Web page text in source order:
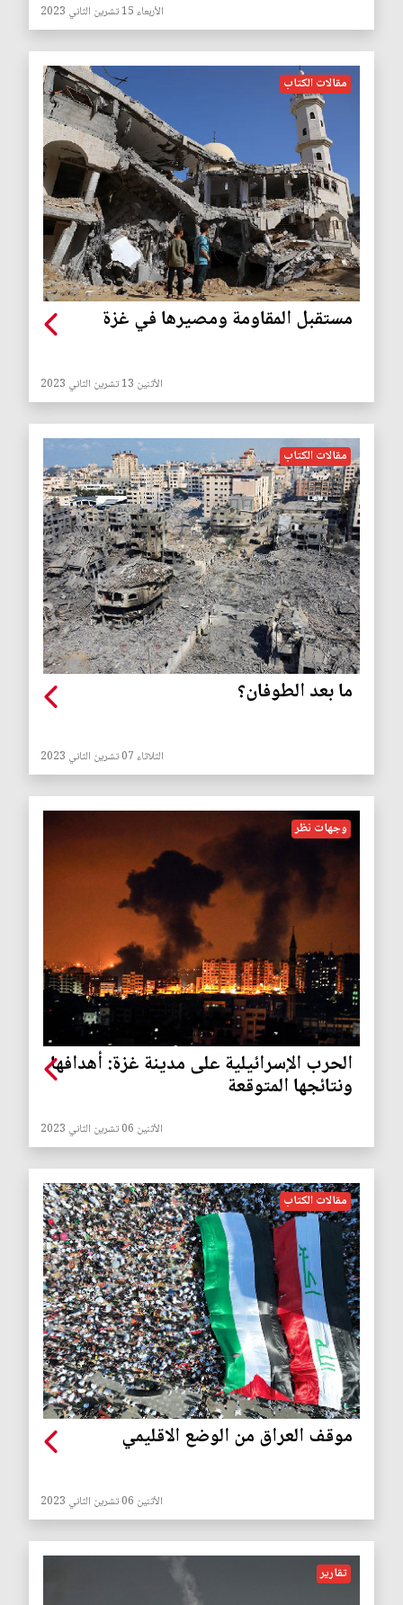
الأربعاء 15 تشرين الثاني 2023
مقالات الكتاب
مستقبل المقاومة ومصيرها في غزة
الأثنين 13 تشرين الثاني 2023
مقالات الكتاب
ما بعد الطوفان؟
الثلاثاء 07 تشرين الثاني 2023
وجهات نظر
الحرب الإسرائيلية على مدينة غزة: أهدافها
ونتائجها المتوقعة
الأثنين 06 تشرين الثاني 2023
مقالات الكتاب
موقف العراق من الوضع الاقليمي
الأثنين 06 تشرين الثاني 2023
تقارير